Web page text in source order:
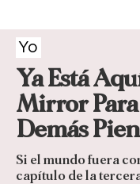
Yo
Ya Está
Mirror Para
Demás
Si el mundo fuera
capítulo de la